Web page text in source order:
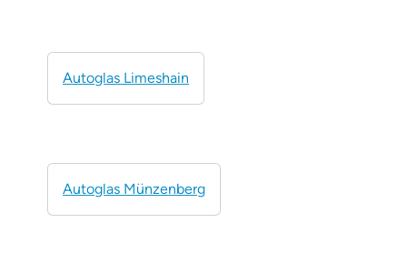
Autoglas Limeshain
Autoglas Münzenberg